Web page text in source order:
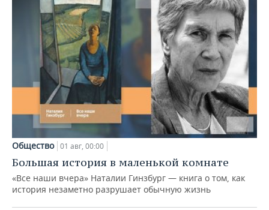
Общество 01 авг, 00:00
Большая история в маленькой комнате
«Все наши вчера» Наталии Гинзбург — книга о том, как
история незаметно разрушает обычную жизнь